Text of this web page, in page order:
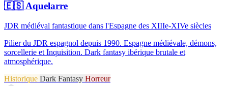
🇪🇸Aquelarre
JDR médiéval fantastique dans l'Espagne des XIIIe-XIVe siècles
Pilier du JDR espagnol depuis 1990. Espagne médiévale, démons,
sorcellerie et Inquisition. Dark fantasy ibérique brutale et
atmosphérique.
Historique Dark Fantasy Horreur